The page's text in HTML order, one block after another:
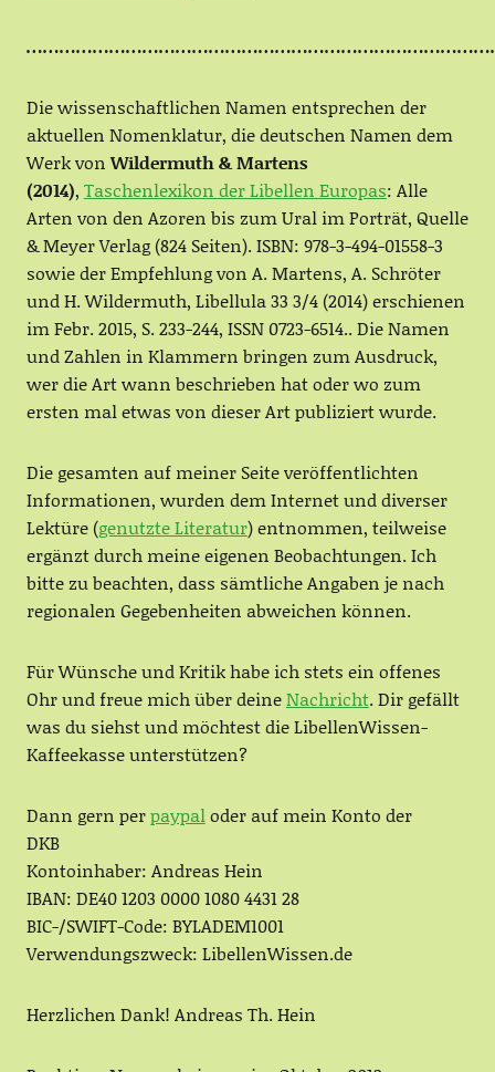
Die wissenschaftlichen Namen entsprechen der
aktuellen Nomenklatur, die deutschen Namen dem
Werk vonWildermuth & Martens
(2014), Taschenlexikon der Libellen Europas: Alle
Arten von den Azoren bis zum Ural im Porträt, Quelle
& Meyer Verlag (824 Seiten). ISBN: 978-3-494-01558-3
sowie der Empfehlung von A. Martens, A. Schröter
und H. Wildermuth, Libellula 33 3/4 (2014) erschienen
im Febr. 2015, S. 233-244, ISSN 0723-6514.. Die Namen
und Zahlen in Klammern bringen zum Ausdruck,
wer die Art wann beschrieben hat oder wo zum
ersten mal etwas von dieser Art publiziert wurde.
Die gesamten auf meiner Seite veröffentlichten
Informationen, wurden dem Internet und diverser
Lektüre (genutzte Literatur) entnommen, teilweise
ergänzt durch meine eigenen Beobachtungen. Ich
bitte zu beachten, dass sämtliche Angaben je nach
regionalen Gegebenheiten abweichen können.
Für Wünsche und Kritik habe ich stets ein offenes
Ohr und freue mich über deineNachricht. Dir gefällt
was du siehst und möchtest die LibellenWissen-
Kaffeekasse unterstützen?
Dann gern perpaypaloder auf mein Konto der
DKB
Kontoinhaber: Andreas Hein
IBAN: DE40 1203 0000 1080 4431 28
BIC-/SWIFT-Code: BYLADEM1001
Verwendungszweck: LibellenWissen.de
Herzlichen Dank! Andreas Th. Hein